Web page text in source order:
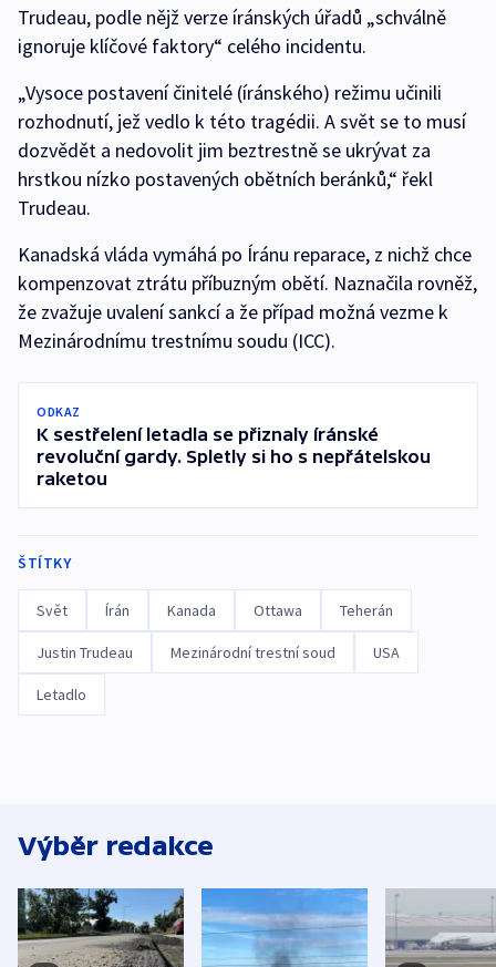
Trudeau, podle nějž verze íránských úřadů „schválně
ignoruje klíčové faktory“ celého incidentu.
„Vysoce postavení činitelé (íránského) režimu učinili
rozhodnutí, jež vedlo k této tragédii. A svět se to musí
dozvědět a nedovolit jim beztrestně se ukrývat za
hrstkou nízko postavených obětních beránků,“ řekl
Trudeau.
Kanadská vláda vymáhá po Íránu reparace, z nichž chce
kompenzovat ztrátu příbuzným obětí. Naznačila rovněž,
že zvažuje uvalení sankcí a že případ možná vezme k
Mezinárodnímu trestnímu soudu (ICC).
ODKAZ
K sestřelení letadla se přiznaly íránské
revoluční gardy. Spletly si ho s nepřátelskou
raketou
ŠTÍTKY
Svět Írán Kanada Ottawa Teherán
Justin Trudeau Mezinárodní trestní soud USA
Letadlo
Výběr redakce